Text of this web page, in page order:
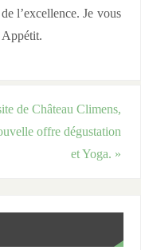
l’excellence. Je vous
Appétit.
de Château Climens,
offre dégustation
et Yoga. »